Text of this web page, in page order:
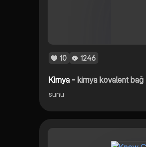
10 1246
Kimya -kimya kovalent bağ
sunu